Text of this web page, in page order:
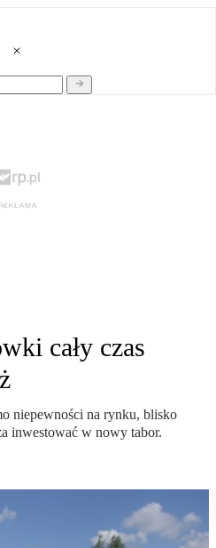
cały czas
niepewności na rynku, blisko
inwestować w nowy tabor.